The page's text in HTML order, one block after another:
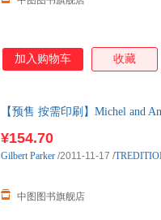
加入购物车 收藏
【预售 按需印刷】Michel and
¥154.70
中图图书旗舰店
Gilbert Parker /2011-11-17 /